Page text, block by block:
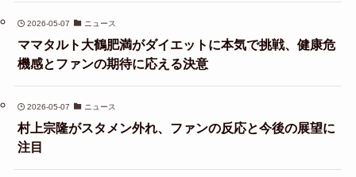
2026-05-07 ニュース
ママタルト大鶴肥満がダイエットに本気で挑戦、健康危
機感とファンの期待に応える決意
2026-05-07 ニュース
村上宗隆がスタメン外れ、ファンの反応と今後の展望に
注目